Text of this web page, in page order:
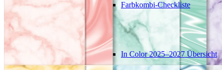
Farbkombi-Checkliste
In Color 2025–2027 Übersicht